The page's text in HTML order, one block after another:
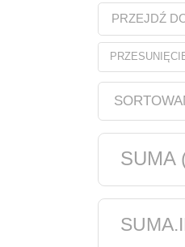
PRZEJDŹ
SUMA